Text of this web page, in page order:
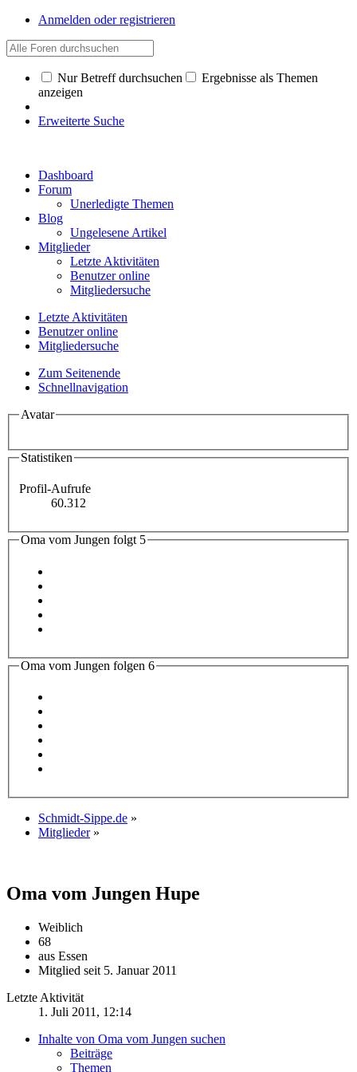
Anmelden oder registrieren
Nur Betreff durchsuchen
Ergebnisse als Themen
anzeigen
Erweiterte Suche
Dashboard
Forum
Unerledigte Themen
Blog
Ungelesene Artikel
Mitglieder
Letzte Aktivitäten
Benutzer online
Mitgliedersuche
Letzte Aktivitäten
Benutzer online
Mitgliedersuche
Zum Seitenende
Schnellnavigation
Avatar
Statistiken
Profil-Aufrufe
60.312
Oma vom Jungen folgt 5
Oma vom Jungen folgen 6
Schmidt-Sippe.de »
Mitglieder »
Oma vom Jungen Hupe
Weiblich
68
aus Essen
Mitglied seit 5. Januar 2011
Letzte Aktivität
1. Juli 2011, 12:14
Inhalte von Oma vom Jungen suchen
Beiträge
Themen